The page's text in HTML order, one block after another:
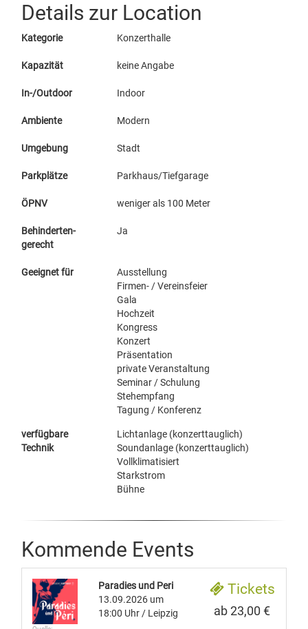
Details zur Location
Kategorie Konzerthalle
Kapazität keine Angabe
In-/Outdoor Indoor
Ambiente Modern
Umgebung Stadt
Parkplätze Parkhaus/Tiefgarage
ÖPNV weniger als 100 Meter
Behinderten-
gerecht
Ja
Geeignet für
Ausstellung
Firmen- / Vereinsfeier
Gala
Hochzeit
Kongress
Konzert
Präsentation
private Veranstaltung
Seminar / Schulung
Stehempfang
Tagung / Konferenz
verfügbare
Technik
Lichtanlage (konzerttauglich)
Soundanlage (konzerttauglich)
Vollklimatisiert
Starkstrom
Bühne
Kommende Events
Paradies und Peri
13.09.2026 um
18:00 Uhr/ Leipzig
Tickets
ab 23,00 €